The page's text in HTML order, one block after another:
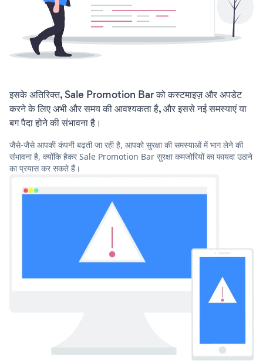
इसके अतिरिक्त, Sale Promotion Bar को कस्टमाइज़ और अपडेट
करने के लिए अभी और समय की आवश्यकता है, और इससे नई समस्याएं या
बग पैदा होने की संभावना है।
जैसे-जैसे आपकी कंपनी बढ़ती जा रही है, आपको सुरक्षा की समस्याओं में भाग लेने की
संभावना है, क्योंकि हैकर Sale Promotion Bar सुरक्षा कमजोरियों का फायदा उठाने
का प्रयास कर सकते हैं।